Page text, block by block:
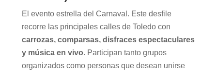
El evento estrella del Carnaval. Este desfile
recorre las principales calles de Toledo con
carrozas, comparsas, disfraces espectaculares
y música en vivo. Participan tanto grupos
organizados como personas que desean unirse